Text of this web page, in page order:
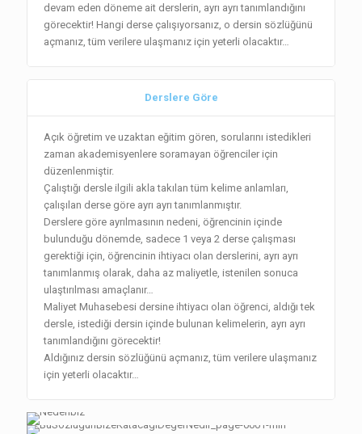
devam eden döneme ait derslerin, ayrı ayrı tanımlandığını
görecektir! Hangi derse çalışıyorsanız, o dersin sözlüğünü
açmanız, tüm verilere ulaşmanız için yeterli olacaktır…
Derslere Göre
Açık öğretim ve uzaktan eğitim gören, sorularını istedikleri
zaman akademisyenlere soramayan öğrenciler için
düzenlenmiştir.
Çalıştığı dersle ilgili akla takılan tüm kelime anlamları,
çalışılan derse göre ayrı ayrı tanımlanmıştır.
Derslere göre ayrılmasının nedeni, öğrencinin içinde
bulunduğu dönemde, sadece 1 veya 2 derse çalışması
gerektiği için, öğrencinin ihtiyacı olan derslerini, ayrı ayrı
tanımlanmış olarak, daha az maliyetle, istenilen sonuca
ulaştırılması amaçlanır…
Maliyet Muhasebesi dersine ihtiyacı olan öğrenci, aldığı tek
dersle, istediği dersin içinde bulunan kelimelerin, ayrı ayrı
tanımlandığını görecektir!
Aldığınız dersin sözlüğünü açmanız, tüm verilere ulaşmanız
için yeterli olacaktır…